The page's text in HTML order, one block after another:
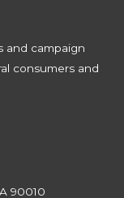
and campaign
consumers and
90010